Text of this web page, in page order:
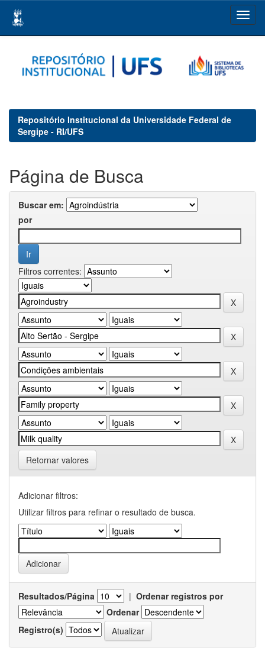
navigation
Repositório Institucional da Universidade Federal de
Sergipe - RI/UFS
Página de Busca
Buscar em:
por
Filtros correntes:
Retornar valores
Adicionar filtros:
Utilizar filtros para refinar o resultado de busca.
Resultados/Página | Ordenar registros por
Ordenar
Registro(s)